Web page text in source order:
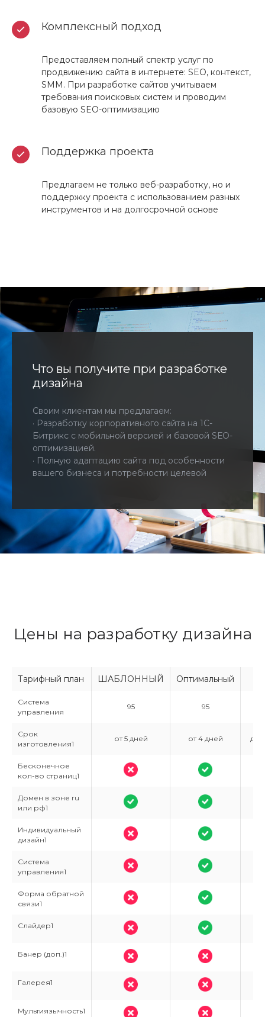
Комплексный подход
Предоставляем полный спектр услуг по
продвижению сайта в интернете: SEO, контекст,
SMM. При разработке сайтов учитываем
требования поисковых систем и проводим
базовую SEO-оптимизацию
Поддержка проекта
Предлагаем не только веб-разработку, но и
поддержку проекта с использованием разных
инструментов и на долгосрочной основе
Что вы получите при разработке
дизайна
Своим клиентам мы предлагаем:
· Разработку корпоративного сайта на 1С-
Битрикс с мобильной версией и базовой SЕО-
оптимизацией.
· Полную адаптацию сайта под особенности
вашего бизнеса и потребности целевой
объемов продаж с сайта.
Цены на разработку дизайна
Тарифный план ШАБЛОННЫЙ Оптимальный
Система
управления
95 95
Срок
изготовления1
от 5 дней от 4 дней до
Бесконечное
кол-во страниц1
Домен в зоне ru
или рф1
Индивидуальный
дизайн1
Система
управления1
Форма обратной
связи1
Слайдер1
Банер (доп.)1
Галерея1
Мультиязычность1